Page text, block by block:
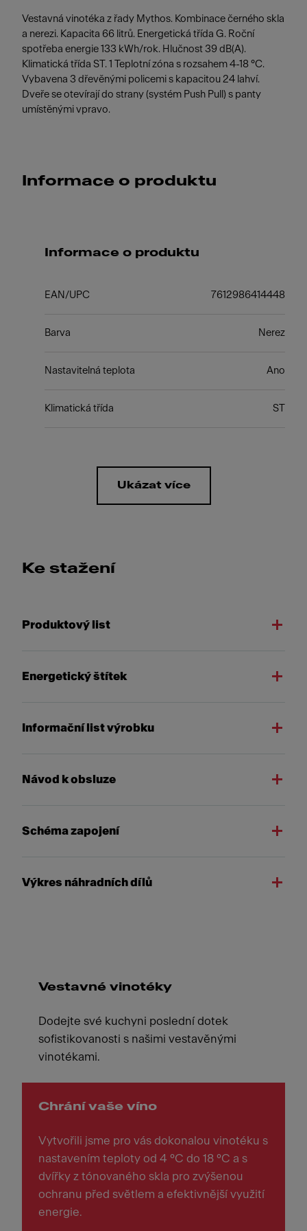
Vestavná vinotéka z řady Mythos. Kombinace černého skla
a nerezi. Kapacita 66 litrů. Energetická třída G. Roční
spotřeba energie 133 kWh/rok. Hlučnost 39 dB(A).
Klimatická třída ST. 1 Teplotní zóna s rozsahem 4-18 °C.
Vybavena 3 dřevěnými policemi s kapacitou 24 lahví.
Dveře se otevírají do strany (systém Push Pull) s panty
umístěnými vpravo.
Informace o produktu
Informace o produktu
EAN/UPC 7612986414448
Barva Nerez
Nastavitelná teplota Ano
Klimatická třída ST
Ukázat více
Ke stažení
Produktový list
Energetický štítek
Informační list výrobku
Návod k obsluze
Schéma zapojení
Výkres náhradních dílů
Vestavné vinotéky
Dodejte své kuchyni poslední dotek
sofistikovanosti s našimi vestavěnými
vinotékami.
Chrání vaše víno
Vytvořili jsme pro vás dokonalou vinotéku s
nastavením teploty od 4 °C do 18 °C a s
dvířky z tónovaného skla pro zvýšenou
ochranu před světlem a efektivnější využití
energie.